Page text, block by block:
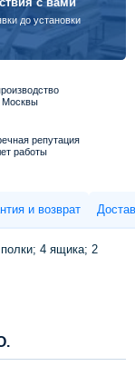
до установки
Москвы
репутация
работы
и возврат
4 ящика; 2